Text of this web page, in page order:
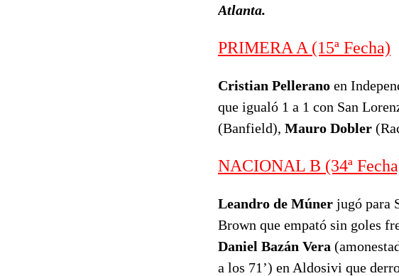
Atlanta.
PRIMERA A (15ª Fecha)
Cristian Pellerano en
que igualó 1 a 1 con San
(Banfield), Mauro Dobler
NACIONAL B (34ª
Leandro de Múner jugó para
Brown que empató sin goles
Daniel Bazán Vera
a los 71’) en Aldosivi que